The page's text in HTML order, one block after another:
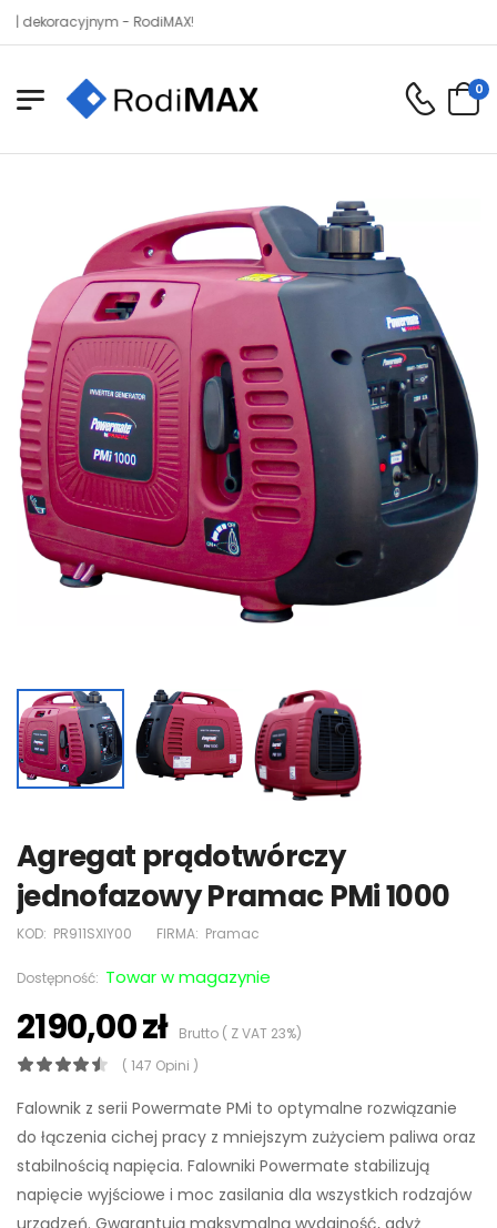
- RodiMAX!
0
Agregat prądotwórczy
jednofazowy Pramac PMi 1000
KOD: PR911SXIY00 FIRMA: Pramac
Dostępność: Towar w magazynie
2190,00 złBrutto ( Z VAT 23%)
( 147 Opini )
Falownik z serii Powermate PMi to optymalne rozwiązanie
do łączenia cichej pracy z mniejszym zużyciem paliwa oraz
stabilnością napięcia. Falowniki Powermate stabilizują
napięcie wyjściowe i moc zasilania dla wszystkich rodzajów
urządzeń. Gwarantują maksymalną wydajność, gdyż